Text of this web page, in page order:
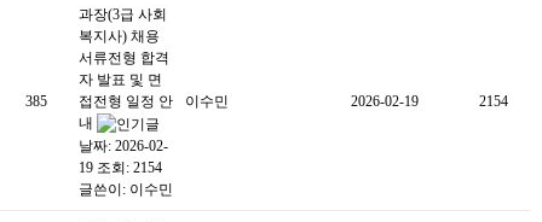
385
과장(3급 사회
복지사) 채용
서류전형 합격
자 발표 및 면
접전형 일정 안
내
날짜: 2026-02-
19 조회: 2154
글쓴이: 이수민
이수민 2026-02-19 2154